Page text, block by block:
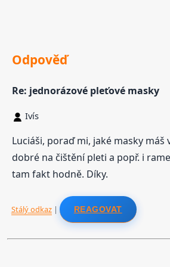
Odpověď
Re: jednorázové pleťové masky
Ivís
Luciáši, poraď mi, jaké masky máš
dobré na čištění pleti a popř. i
tam fakt hodně. Díky.
Stálý odkaz| REAGOVAT